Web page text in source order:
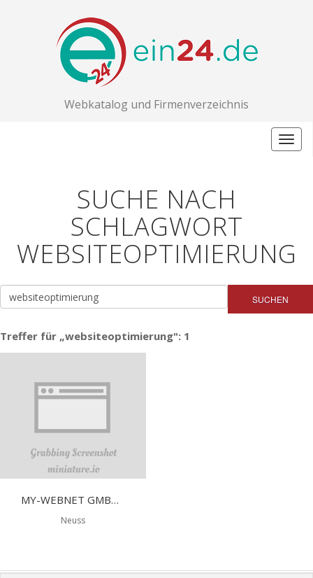
Webkatalog und Firmenverzeichnis
SUCHE NACH
SCHLAGWORT
WEBSITEOPTIMIERUNG
SUCHEN
Treffer für „websiteoptimierung": 1
MY-WEBNET GMBH (ADWORDS OPTIMIERUNG)
Neuss